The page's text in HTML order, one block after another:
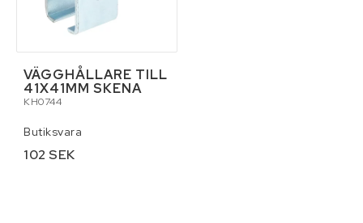
VÄGGHÅLLARE TILL
41X41MM SKENA
KH0744
Butiksvara
102 SEK